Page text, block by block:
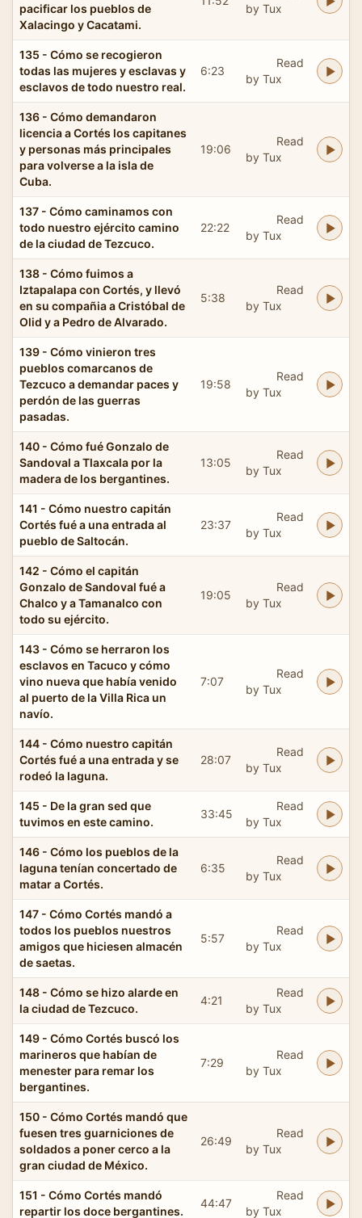
pacificar los pueblos de
Xalacingo y Cacatami.
by Tux
135 - Cómo se recogieron
todas las mujeres y esclavas y
esclavos de todo nuestro real.
6:23
Read
by Tux
136 - Cómo demandaron
licencia a Cortés los capitanes
y personas más principales
para volverse a la isla de
Cuba.
19:06
Read
by Tux
137 - Cómo caminamos con
todo nuestro ejército camino
de la ciudad de Tezcuco.
22:22
Read
by Tux
138 - Cómo fuimos a
Iztapalapa con Cortés, y llevó
en su compañia a Cristóbal de
Olid y a Pedro de Alvarado.
5:38
Read
by Tux
139 - Cómo vinieron tres
pueblos comarcanos de
Tezcuco a demandar paces y
perdón de las guerras
pasadas.
19:58
Read
by Tux
140 - Cómo fué Gonzalo de
Sandoval a Tlaxcala por la
madera de los bergantines.
13:05
Read
by Tux
141 - Cómo nuestro capitán
Cortés fué a una entrada al
pueblo de Saltocán.
23:37
Read
by Tux
142 - Cómo el capitán
Gonzalo de Sandoval fué a
Chalco y a Tamanalco con
todo su ejército.
19:05
Read
by Tux
143 - Cómo se herraron los
esclavos en Tacuco y cómo
vino nueva que había venido
al puerto de la Villa Rica un
navío.
7:07
Read
by Tux
144 - Cómo nuestro capitán
Cortés fué a una entrada y se
rodeó la laguna.
28:07
Read
by Tux
145 - De la gran sed que
tuvimos en este camino.
33:45
Read
by Tux
146 - Cómo los pueblos de la
laguna tenían concertado de
matar a Cortés.
6:35
Read
by Tux
147 - Cómo Cortés mandó a
todos los pueblos nuestros
amigos que hiciesen almacén
de saetas.
5:57
Read
by Tux
148 - Cómo se hizo alarde en
la ciudad de Tezcuco.
4:21
Read
by Tux
149 - Cómo Cortés buscó los
marineros que habían de
menester para remar los
bergantines.
7:29
Read
by Tux
150 - Cómo Cortés mandó que
fuesen tres guarniciones de
soldados a poner cerco a la
gran ciudad de México.
26:49
Read
by Tux
151 - Cómo Cortés mandó
repartir los doce bergantines.
44:47
Read
by Tux